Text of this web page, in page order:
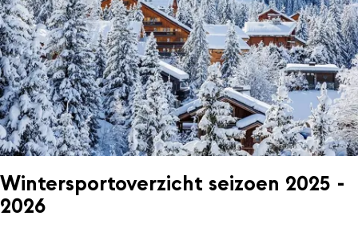
Wintersportoverzicht seizoen 2025 -
2026